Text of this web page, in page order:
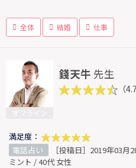
全体 結婚 仕事
錢天牛 先生
（
満足度：
電話占い
［投稿日］2019年03月
ミント / 40代 女性